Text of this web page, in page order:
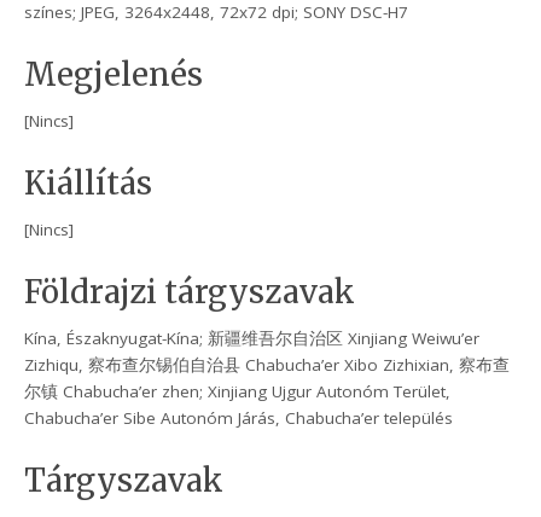
színes; JPEG, 3264x2448, 72x72 dpi; SONY DSC-H7
Megjelenés
[Nincs]
Kiállítás
[Nincs]
Földrajzi tárgyszavak
Kína, Északnyugat-Kína; 新疆维吾尔自治区 Xinjiang Weiwu’er
Zizhiqu, 察布查尔锡伯自治县 Chabucha’er Xibo Zizhixian, 察布查
尔镇 Chabucha’er zhen; Xinjiang Ujgur Autonóm Terület,
Chabucha’er Sibe Autonóm Járás, Chabucha’er település
Tárgyszavak